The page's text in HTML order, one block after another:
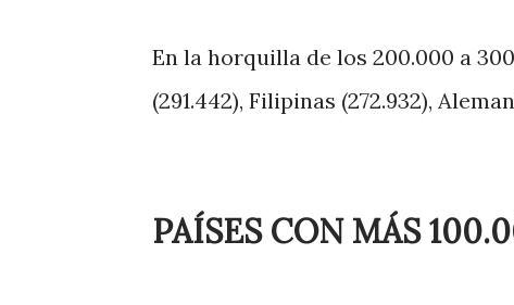
En la horquilla de los 200.000 a
(291.442), Filipinas (272.932),
PAÍSES CON MÁS